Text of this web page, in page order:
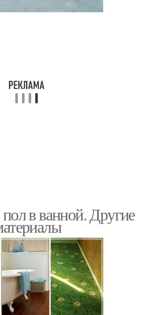
в ванной. Другие